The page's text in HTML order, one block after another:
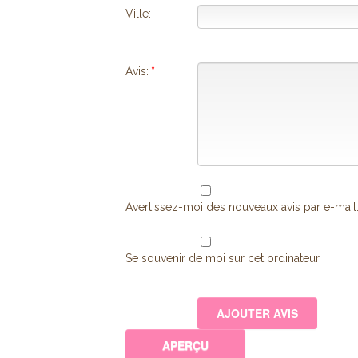
Ville:
Avis: *
Avertissez-moi des nouveaux avis par e-mail.
Se souvenir de moi sur cet ordinateur.